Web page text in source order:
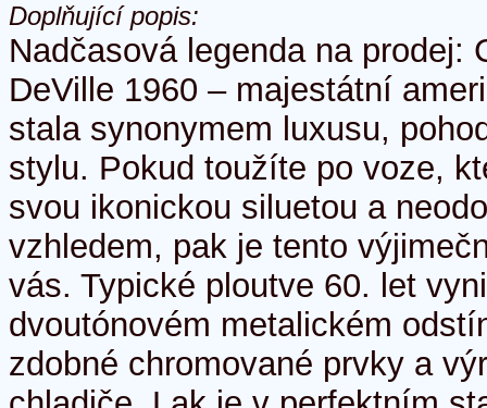
Doplňující popis:
Nadčasová legenda na prodej:
DeVille 1960 – majestátní
stala synonymem luxusu,
stylu. Pokud toužíte po voze,
svou ikonickou siluetou a
vzhledem, pak je tento
vás. Typické ploutve 60. let
dvoutónovém metalickém
zdobné chromované prvky a